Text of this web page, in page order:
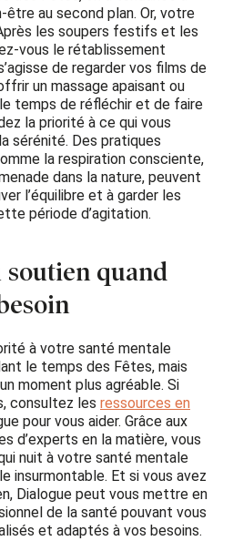
être au second plan. Or, votre
les soupers festifs et les
vous le rétablissement
de regarder vos films de
un massage apaisant ou
temps de réfléchir et de faire
la priorité à ce qui vous
sérénité. Des pratiques
la respiration consciente,
dans la nature, peuvent
l’équilibre et à garder les
période d’agitation.
soutien quand
à votre santé mentale
le temps des Fêtes, mais
moment plus agréable. Si
consultez les ressources en
pour vous aider. Grâce aux
d’experts en la matière, vous
nuit à votre santé mentale
insurmontable. Et si vous avez
Dialogue peut vous mettre en
de la santé pouvant vous
et adaptés à vos besoins.